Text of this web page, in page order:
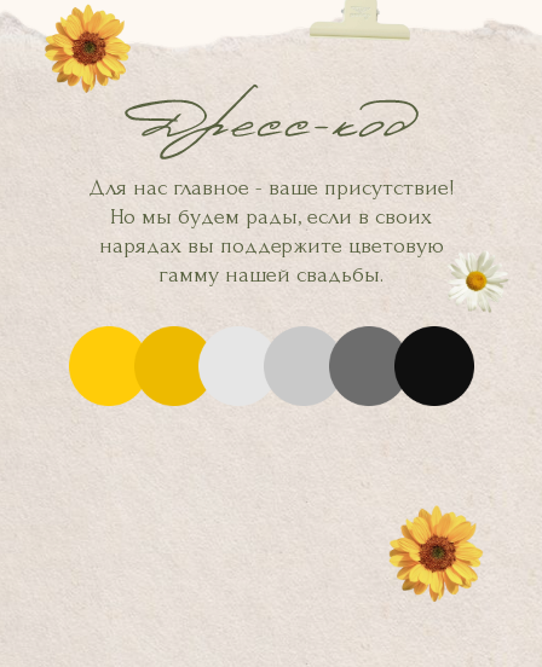
Для нас главное - ваше присутствие!
Но мы будем рады, если в своих
нарядах вы поддержите цветовую
гамму нашей свадьбы.